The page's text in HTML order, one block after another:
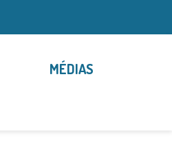
MÉDIAS